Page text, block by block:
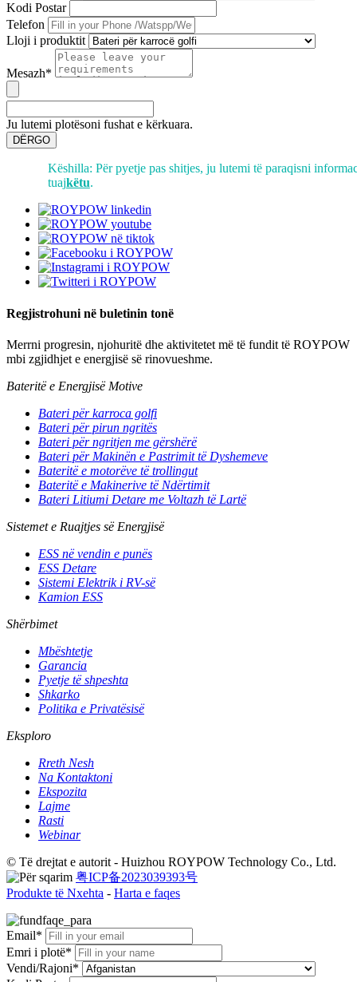
Kodi Postar
Telefon
Lloji i produktit
Mesazh*
Ju lutemi plotësoni fushat e kërkuara.
DËRGO
Këshilla: Për pyetje pas shitjes, ju lutemi të paraqisni
tuajkëtu.
Regjistrohuni në buletinin tonë
Merrni progresin, njohuritë dhe aktivitetet më të fundit të ROYPOW
mbi zgjidhjet e energjisë së rinovueshme.
Bateritë e Energjisë Motive
Bateri për karroca golfi
Bateri për pirun ngritës
Bateri për ngritjen me gërshërë
Bateri për Makinën e Pastrimit të Dyshemeve
Bateritë e motorëve të trollingut
Bateritë e Makinerive të Ndërtimit
Bateri Litiumi Detare me Voltazh të Lartë
Sistemet e Ruajtjes së Energjisë
ESS në vendin e punës
ESS Detare
Sistemi Elektrik i RV-së
Kamion ESS
Shërbimet
Mbështetje
Garancia
Pyetje të shpeshta
Shkarko
Politika e Privatësisë
Eksploro
Rreth Nesh
Na Kontaktoni
Ekspozita
Lajme
Rasti
Webinar
© Të drejtat e autorit - Huizhou ROYPOW Technology Co., Ltd.
粤ICP备2023039393号
Produkte të Nxehta - Harta e faqes
Email*
Emri i plotë*
Vendi/Rajoni*